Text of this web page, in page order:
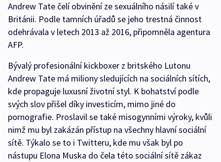
Andrew Tate čelí obvinění ze sexuálního násilí také v
Británii. Podle tamních úřadů se jeho trestná činnost
odehrávala v letech 2013 až 2016, připomněla agentura
AFP.
Bývalý profesionální kickboxer z britského Lutonu
Andrew Tate má miliony sledujících na sociálních sítích,
kde propaguje luxusní životní styl. K bohatství podle
svých slov přišel díky investicím, mimo jiné do
pornografie. Proslavil se také misogynními výroky, kvůli
nimž mu byl zakázán přístup na všechny hlavní sociální
sítě. Týkalo se to i Twitteru, kde mu však byl po
nástupu Elona Muska do čela této sociální sítě zákaz